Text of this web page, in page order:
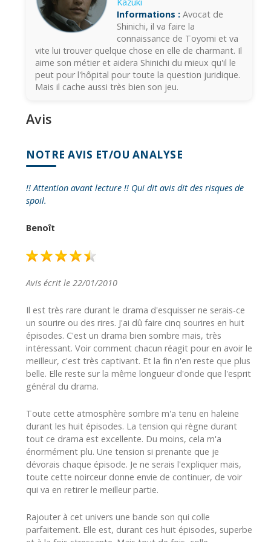
Informations : Avocat de
Shinichi, il va faire la
connaissance de Toyomi et va
vite lui trouver quelque chose en elle de charmant. Il
aime son métier et aidera Shinichi du mieux qu'il le
peut pour l'hôpital pour toute la question juridique.
Mais il cache aussi très bien son jeu.
Avis
NOTRE AVIS ET/OU ANALYSE
!! Attention avant lecture !! Qui dit avis dit des risques de
spoil.
Benoît
Avis écrit le 22/01/2010
Il est très rare durant le drama d'esquisser ne serais-ce
un sourire ou des rires. J'ai dû faire cinq sourires en huit
épisodes. C'est un drama bien sombre mais, très
intéressant. Voir comment chacun réagit pour en avoir le
meilleur, c'est très captivant. Et la fin n'en reste que plus
belle. Elle reste sur la même longueur d'onde que l'esprit
général du drama.
Toute cette atmosphère sombre m'a tenu en haleine
durant les huit épisodes. La tension qui règne durant
tout ce drama est excellente. Du moins, cela m'a
énormément plu. Une tension si prenante que je
dévorais chaque épisode. Je ne serais l'expliquer mais,
toute cette noirceur donne envie de continuer, de voir
qui va en retirer le meilleur partie.
Rajouter à cet univers une bande son qui colle
parfaitement. Elle est, durant ces huit épisodes, superbe